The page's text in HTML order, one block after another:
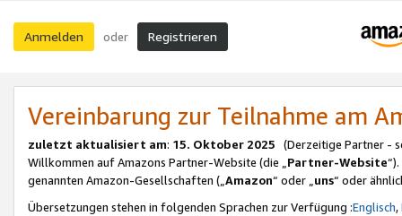
Anmelden oder Registrieren
Vereinbarung zur Teilnahme am
zuletzt aktualisiert am: 15. Oktober 2025 (Derzeitige Partner -
Willkommen auf Amazons Partner-Website (die „Partner-Website
genannten Amazon-Gesellschaften („Amazon“ oder „uns“ oder
Übersetzungen stehen in folgenden Sprachen zur Verfügung :Englisch,